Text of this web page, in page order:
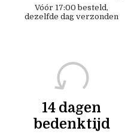
Vóór 17:00 besteld,
dezelfde dag verzonden
14 dagen
bedenktijd